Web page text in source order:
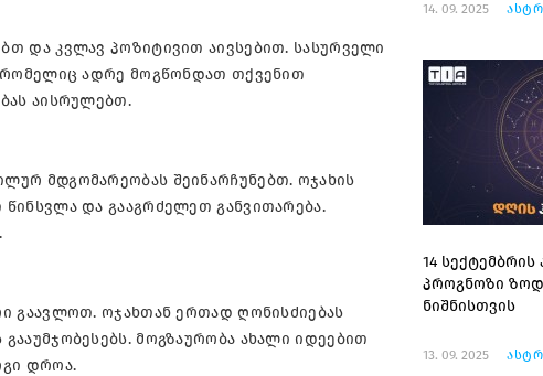
და კვლავ პოზიტივით აივსებით. სასურველი
რომელიც ადრე მოგწონდათ თქვენით
აისრულებთ.
მდგომარეობას შეინარჩუნებთ. ოჯახის
და გააგრძელეთ განვითარება.
გაავლოთ. ოჯახთან ერთად ღონისძიებას
მოგზაურობა ახალი იდეებით
დროა.
14. 09. 2025
14
პროგნოზი
ნიშნისთვის
13. 09. 2025